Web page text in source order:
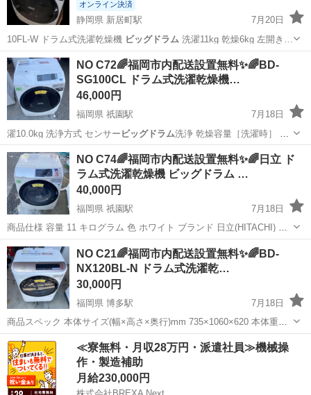
オンライン決済
静岡県 新居町駅
7月20日
10FL-W ドラム式洗濯乾燥機 ビッグドラム 洗濯11kg 乾燥6kg 左開き…
静岡 湖西市 新居町駅 生活家電
NO C72🌈福岡市内配送設置無料✨🌈BD-
SG100CL ドラム式洗濯乾燥機…
46,000円
福岡県 祇園駅
7月18日
濯10.0kg 洗浄方式 センサー ビッグドラム洗浄 乾燥容量［洗濯時］ 乾
燥6.…
福岡 福岡市 生活家電 ビッグドラム
NO C74🌈福岡市内配送設置無料✨🌈日立 ド
ラム式洗濯乾燥機 ビッグドラム …
40,000円
福岡県 祇園駅
7月18日
商品仕様 容量 ‎11 キログラム 色 ‎ホワイト ブランド ‎日立(HITACHI) 商
品の寸法 ‎71.5奥行き x 63幅 x 105高さ cm 特徴 ‎インバータ サイクル
のオプション ‎槽洗浄, 脱水, すすぎ, ...
福岡 福岡市 生活家電 ビッグドラム
NO C21🌈福岡市内配送設置無料✨🌈BD-
NX120BL-N ドラム式洗濯乾…
30,000円
福岡県 博多駅
7月18日
商品スペック 本体サイズ(幅×高さ×奥行)mm 735×1060×620 本体重量
82kg 洗濯容量 洗濯12.0kg 洗浄方式 温水ナイアガラ洗浄、強力循環ポ
ンプ、ナイアガラすすぎ、お湯取機能・清水すすぎ、ほぐし脱水・
温...
福岡 福岡市 博多駅 生活家電 ナイアガラ
≪寮無料・月収28万円・派遣社員≫機械操
作・製造補助
月給230,000円